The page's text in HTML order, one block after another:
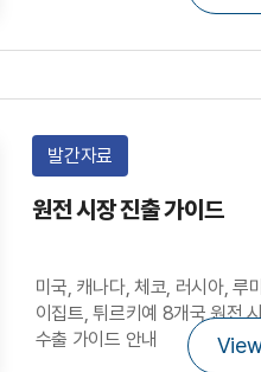
발간자료
원전 시장 진출 가이드
미국, 캐나다, 체코, 러시아, 루
이집트, 튀르키예 8개국 원전
수출 가이드 안내